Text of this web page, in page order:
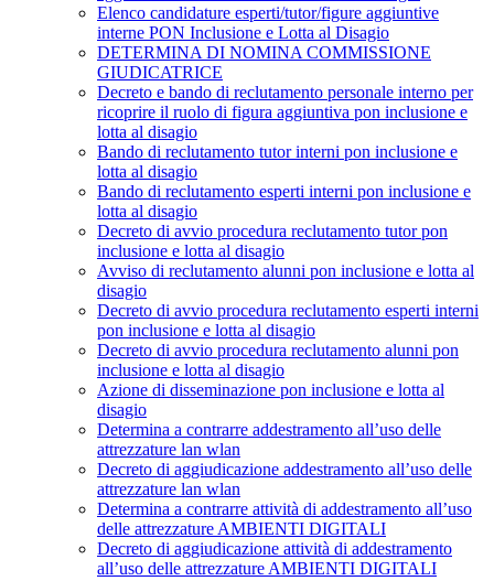
Elenco candidature esperti/tutor/figure aggiuntive
interne PON Inclusione e Lotta al Disagio
DETERMINA DI NOMINA COMMISSIONE
GIUDICATRICE
Decreto e bando di reclutamento personale interno per
ricoprire il ruolo di figura aggiuntiva pon inclusione e
lotta al disagio
Bando di reclutamento tutor interni pon inclusione e
lotta al disagio
Bando di reclutamento esperti interni pon inclusione e
lotta al disagio
Decreto di avvio procedura reclutamento tutor pon
inclusione e lotta al disagio
Avviso di reclutamento alunni pon inclusione e lotta al
disagio
Decreto di avvio procedura reclutamento esperti interni
pon inclusione e lotta al disagio
Decreto di avvio procedura reclutamento alunni pon
inclusione e lotta al disagio
Azione di disseminazione pon inclusione e lotta al
disagio
Determina a contrarre addestramento all’uso delle
attrezzature lan wlan
Decreto di aggiudicazione addestramento all’uso delle
attrezzature lan wlan
Determina a contrarre attività di addestramento all’uso
delle attrezzature AMBIENTI DIGITALI
Decreto di aggiudicazione attività di addestramento
all’uso delle attrezzature AMBIENTI DIGITALI